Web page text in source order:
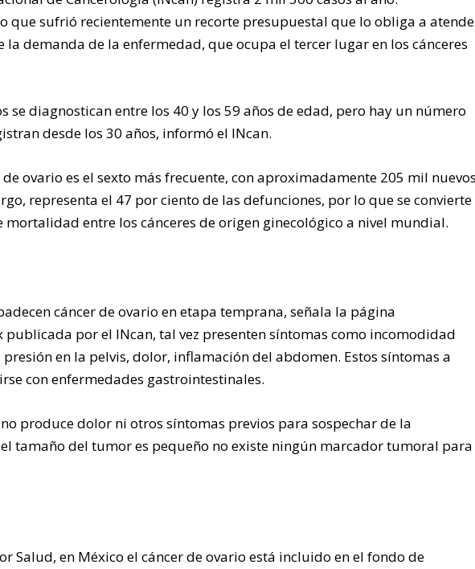
que sufrió recientemente un recorte presupuestal que lo obliga a
la demanda de la enfermedad, que ocupa el tercer lugar en los cánceres
se diagnostican entre los 40 y los 59 años de edad, pero hay un número
desde los 30 años, informó el INcan.
ovario es el sexto más frecuente, con aproximadamente 205 mil
representa el 47 por ciento de las defunciones, por lo que se convierte
mortalidad entre los cánceres de origen ginecológico a nivel mundial.
cáncer de ovario en etapa temprana, señala la página
publicada por el INcan, tal vez presenten síntomas como incomodidad
en la pelvis, dolor, inflamación del abdomen. Estos síntomas a
con enfermedades gastrointestinales.
produce dolor ni otros síntomas previos para sospechar de la
tamaño del tumor es pequeño no existe ningún marcador tumoral para
Salud, en México el cáncer de ovario está incluido en el fondo de